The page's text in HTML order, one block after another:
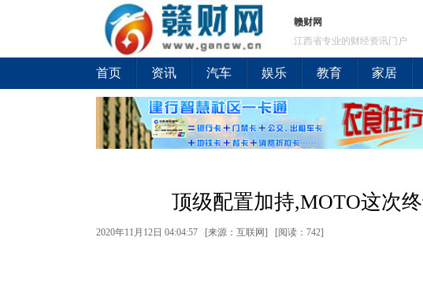
赣财网
江西省专业的财经资讯门户
首页 资讯 汽车 娱乐 教育 家居
顶级配置加持,MOTO这次
2020年11月12日 04:04:57 [来源：互联网] [阅读：742]